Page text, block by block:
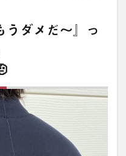
うダメだ〜』っ